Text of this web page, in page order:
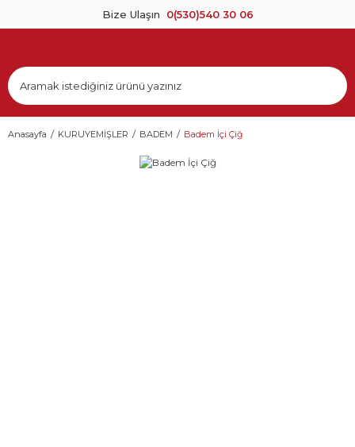
Bize Ulaşın 0(530)540 30 06
Anasayfa KURUYEMİŞLER BADEM Badem İçi Çiğ